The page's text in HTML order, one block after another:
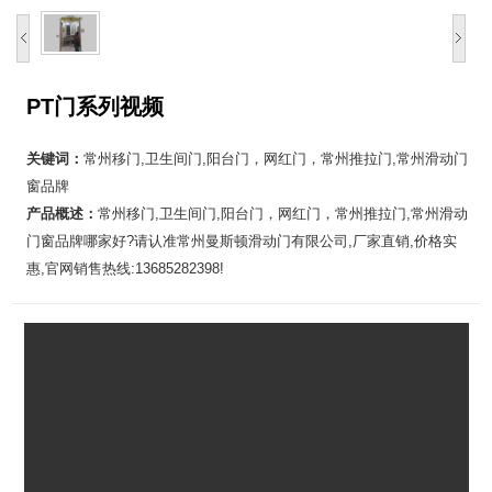
PT门系列视频
关键词： 常州移门,卫生间门,阳台门，网红门，常州推拉门,常州滑动门
窗品牌
产品概述： 常州移门,卫生间门,阳台门，网红门，常州推拉门,常州滑动
门窗品牌哪家好?请认准常州曼斯顿滑动门有限公司,厂家直销,价格实
惠,官网销售热线:13685282398!